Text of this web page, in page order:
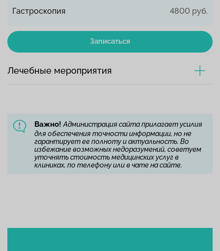
Гастроскопия 4800 руб.
Записаться
Лечебные мероприятия
Важно! Администрация сайта прилагает усилия
для обеспечения точности информации, но не
гарантирует ее полноту и актуальность. Во
избежание возможных недоразумений, советуем
уточнять стоимость медицинских услуг в
клиниках, по телефону или в чате на сайте.